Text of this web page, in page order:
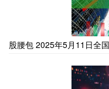
股腰包 2025年5月11日全